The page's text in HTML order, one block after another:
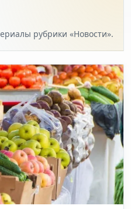
рубрики «Новости».